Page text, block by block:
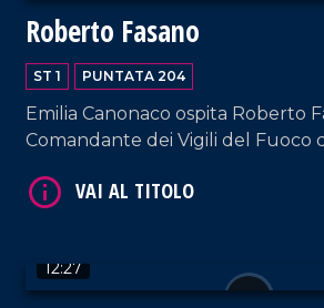
Roberto Fasano
ST 1 PUNTATA 204
Emilia Canonaco ospita Roberto
Comandante dei Vigili del Fuoco
12:27